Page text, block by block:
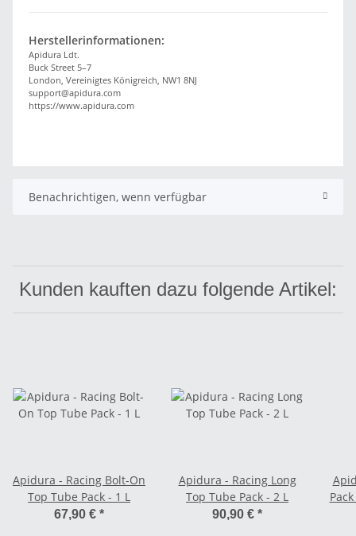
Herstellerinformationen:
Apidura Ldt.
Buck Street 5–7
London, Vereinigtes Königreich, NW1 8NJ
support@apidura.com
https://www.apidura.com
Benachrichtigen, wenn verfügbar
Kunden kauften dazu folgende Artikel:
Apidura - Racing Bolt-On
Top Tube Pack - 1 L
67,90 € *
Apidura - Racing Long
Top Tube Pack - 2 L
90,90 € *